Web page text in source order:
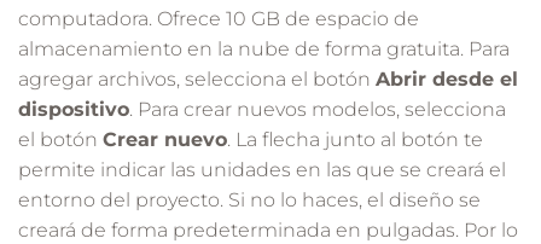
computadora. Ofrece 10 GB de espacio de
almacenamiento en la nube de forma gratuita. Para
agregar archivos, selecciona el botón Abrir desde el
dispositivo. Para crear nuevos modelos, selecciona
el botón Crear nuevo. La flecha junto al botón te
permite indicar las unidades en las que se creará el
entorno del proyecto. Si no lo haces, el diseño se
creará de forma predeterminada en pulgadas. Por lo